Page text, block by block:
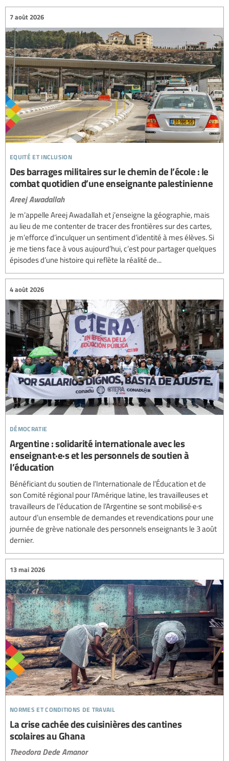
equité et inclusion
7 août 2026
Des barrages militaires sur le chemin de l’école : le
combat quotidien d’une enseignante palestinienne
Areej Awadallah
Je m’appelle Areej Awadallah et j’enseigne la géographie, mais
au lieu de me contenter de tracer des frontières sur des cartes,
je m’efforce d’inculquer un sentiment d’identité à mes élèves. Si
je me tiens face à vous aujourd’hui, c’est pour partager quelques
épisodes d’une histoire qui reflète la réalité de...
démocratie
4 août 2026
Argentine : solidarité internationale avec les
enseignant·e·s et les personnels de soutien à
l’éducation
Bénéficiant du soutien de l’Internationale de l’Éducation et de
son Comité régional pour l’Amérique latine, les travailleuses et
travailleurs de l’éducation de l’Argentine se sont mobilisé·e·s
autour d’un ensemble de demandes et revendications pour une
journée de grève nationale des personnels enseignants le 3 août
dernier.
normes et conditions de travail
13 mai 2026
La crise cachée des cuisinières des cantines
scolaires au Ghana
Theodora Dede Amanor